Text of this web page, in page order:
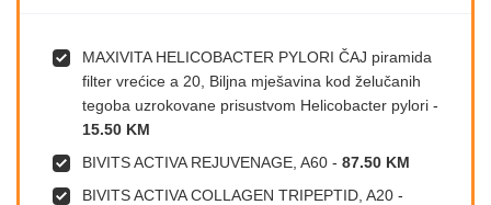
MAXIVITA HELICOBACTER PYLORI ČAJ piramida
filter vrećice a 20, Biljna mješavina kod želučanih
tegoba uzrokovane prisustvom Helicobacter pylori -
15.50 KM
BIVITS ACTIVA REJUVENAGE, A60 - 87.50 KM
BIVITS ACTIVA COLLAGEN TRIPEPTID, A20 -